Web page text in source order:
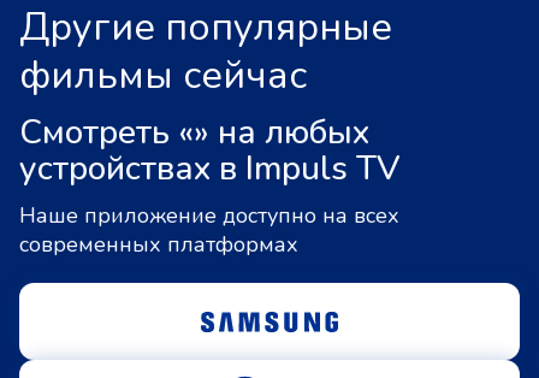
Другие популярные
фильмы сейчас
Смотреть «» на любых
устройствах в Impuls TV
Наше приложение доступно на всех
современных платформах